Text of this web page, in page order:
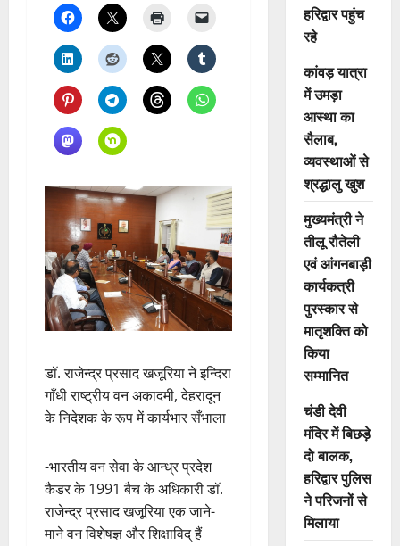
डॉ. राजेन्‍द्र प्रसाद खजूरिया ने इन्दिरा
गाँधी राष्ट्रीय वन अकादमी, देहरादून
के निदेशक के रूप में कार्यभार सँभाला
-भारतीय वन सेवा के आन्‍ध्र प्रदेश
कैडर के 1991 बैच के अधिकारी डॉ.
राजेन्‍द्र प्रसाद खजूरिया एक जाने-
माने वन विशेषज्ञ और शिक्षाविद् हैं
हरिद्वार पहुंच
रहे
कांवड़ यात्रा
में उमड़ा
आस्था का
सैलाब,
व्यवस्थाओं से
श्रद्धालु खुश
मुख्यमंत्री ने
तीलू रौतेली
एवं आंगनबाड़ी
कार्यकत्री
पुरस्कार से
मातृशक्ति को
किया
सम्मानित
चंडी देवी
मंदिर में बिछड़े
दो बालक,
हरिद्वार पुलिस
ने परिजनों से
मिलाया